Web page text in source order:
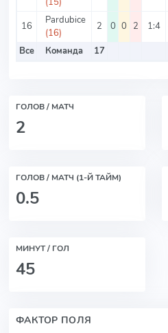
16
Pardubice
(16)
2 0 0 2 1:4
Все
Команда 17
ГОЛОВ / МАТЧ
2
ГОЛОВ / МАТЧ (1-Й ТАЙМ)
0.5
МИНУТ / ГОЛ
45
ФАКТОР ПОЛЯ